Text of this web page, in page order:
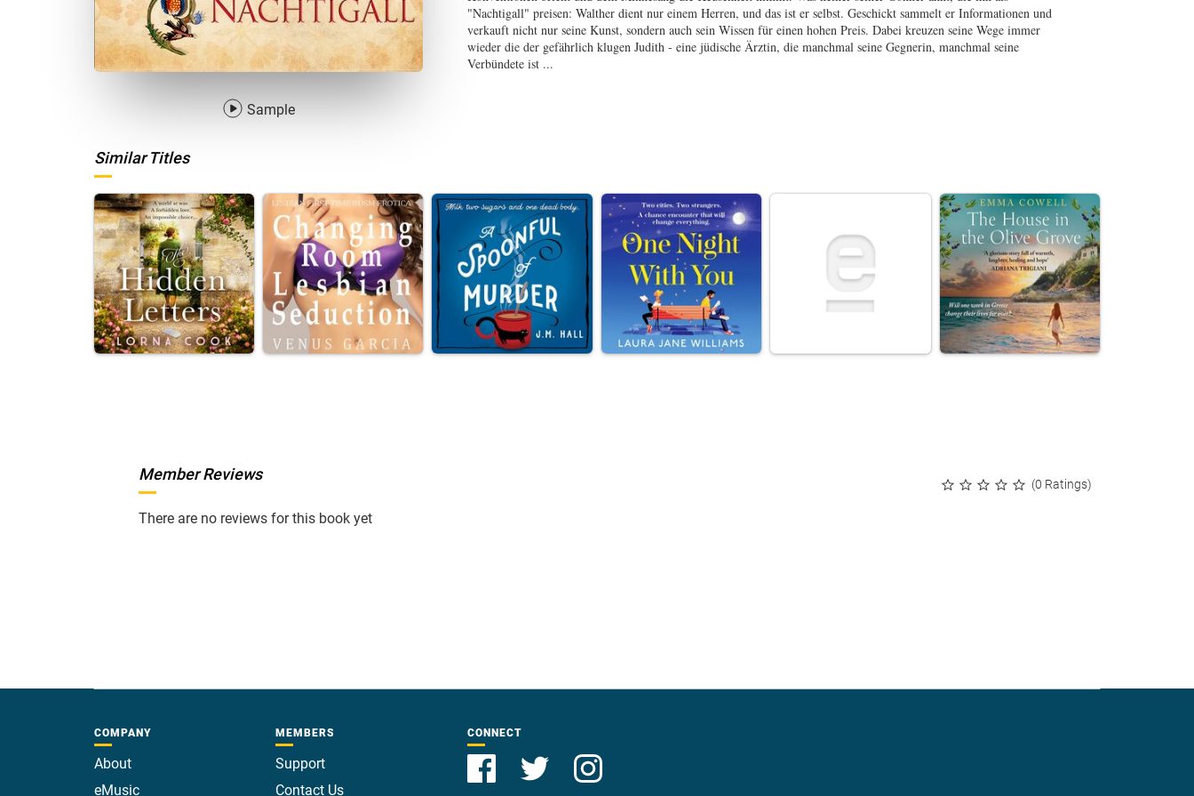
Sample
"Nachtigall" preisen: Walther dient nur einem Herren, und das ist er selbst. Geschickt sammelt er Informationen und
verkauft nicht nur seine Kunst, sondern auch sein Wissen für einen hohen Preis. Dabei kreuzen seine Wege immer
wieder die der gefährlich klugen Judith - eine jüdische Ärztin, die manchmal seine Gegnerin, manchmal seine
Verbündete ist ...
Similar Titles
(0 Ratings)
Member Reviews
There are no reviews for this book yet
COMPANY
About
eMusic
MEMBERS
Support
Contact Us
CONNECT